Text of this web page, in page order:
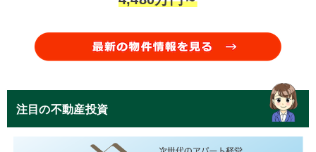
注目の不動産投資